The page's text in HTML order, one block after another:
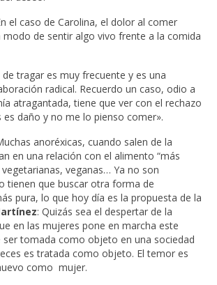
el caso de Carolina, el dolor al comer
modo de sentir algo vivo frente a la comida
de tragar es muy frecuente y es una
radical. Recuerdo un caso, odio a
atragantada, tiene que ver con el rechazo
es daño y no me lo pienso comer».
anoréxicas, cuando salen de la
en una relación con el alimento “más
vegetarianas, veganas… Ya no son
tienen que buscar otra forma de
pura, lo que hoy día es la propuesta de la
: Quizás sea el despertar de la
en las mujeres pone en marcha este
ser tomada como objeto en una sociedad
es tratada como objeto. El temor es
como mujer.